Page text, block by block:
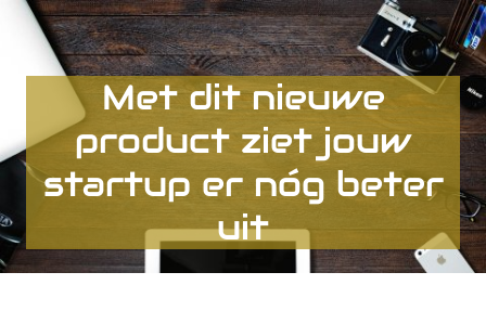
Met dit nieuwe
product ziet jouw
startup er nóg beter
uit